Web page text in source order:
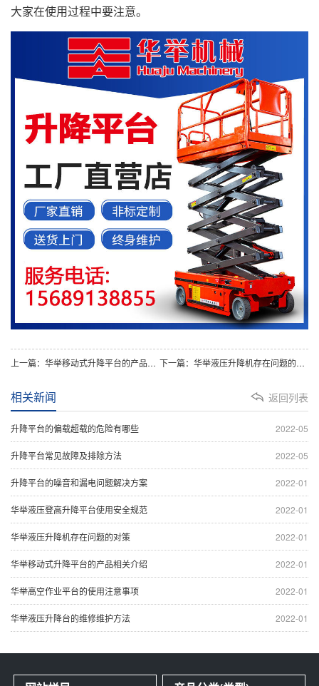
大家在使用过程中要注意。
上一篇：华举移动式升降平台的产品相关介绍 下一篇：华举液压升降机存在问题的对策
返回列表
相关新闻
2022-05
升降平台的偏载超载的危险有哪些
2022-05
升降平台常见故障及排除方法
2022-01
升降平台的噪音和漏电问题解决方案
2022-01
华举液压登高升降平台使用安全规范
2022-01
华举液压升降机存在问题的对策
2022-01
华举移动式升降平台的产品相关介绍
2022-01
华举高空作业平台的使用注意事项
2022-01
华举液压升降台的维修维护方法